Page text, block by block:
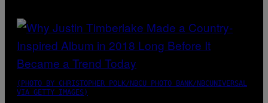
(PHOTO BY CHRISTOPHER POLK/NBCU PHOTO BANK/NBCUNIVERSAL
VIA GETTY IMAGES)